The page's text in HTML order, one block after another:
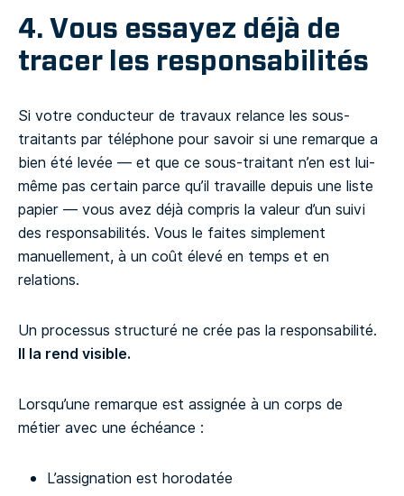
4. Vous essayez déjà de
tracer les responsabilités
Si votre conducteur de travaux relance les sous-
traitants par téléphone pour savoir si une remarque a
bien été levée — et que ce sous-traitant n’en est lui-
même pas certain parce qu’il travaille depuis une liste
papier — vous avez déjà compris la valeur d’un suivi
des responsabilités. Vous le faites simplement
manuellement, à un coût élevé en temps et en
relations.
Un processus structuré ne crée pas la responsabilité.
Il la rend visible.
Lorsqu’une remarque est assignée à un corps de
métier avec une échéance :
L’assignation est horodatée